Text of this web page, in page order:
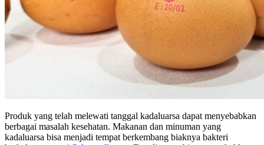
Produk yang telah melewati tanggal kadaluarsa dapat menyebabkan
berbagai masalah kesehatan. Makanan dan minuman yang
kadaluarsa bisa menjadi tempat berkembang biaknya bakteri